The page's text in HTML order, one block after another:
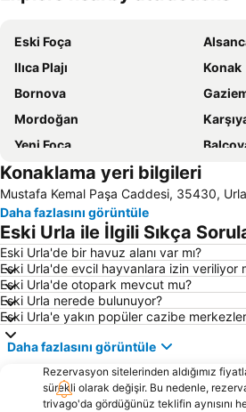
Haritayı genişlet
Eski Foça
Ilıca Plajı
Konak
Bornova
Mordoğan
Yeni Foça
Güzelbahçe
İzmir Adnan Menderes Havalimanı
Çiğli Tren Garı
Ildır
Çeşme Limanı
Urla
Boyalık Plajı
Buca Arena
Bostanlı İskelesi
Basmane
İzmir Fuar Merkezi
Yeni
Akarca Plajı
Büyük
Konaklama yeri bilgileri
Mustafa Kemal Paşa Caddesi, 35430,
Daha fazlasını görüntüle
Eski Urla ile İlgili Sıkça
Eski Urla'de bir havuz alanı var mı?
Eski Urla'de evcil hayvanlara izin veriliyor
Eski Urla'de otopark mevcut mu?
Eski Urla nerede bulunuyor?
Eski Urla'e yakın popüler cazibe
Daha fazlasını görüntüle
Rezervasyon sitelerinden aldığımız
sürekli olarak değişir. Bu nedenle,
trivago'da gördüğünüz teklifin aynısını